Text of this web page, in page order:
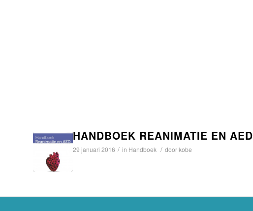
HANDBOEK REANIMATIE EN AED
29 januari 2016 / in Handboek / doorkobe